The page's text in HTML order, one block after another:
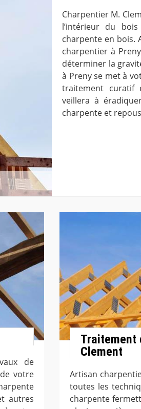
Charpentier M.
l’intérieur du
charpente en bois.
charpentier à
déterminer la
à Preny se met à
traitement curatif
veillera à
charpente et
de
votre
autres
Traitement
Clement
Artisan
toutes les
charpente